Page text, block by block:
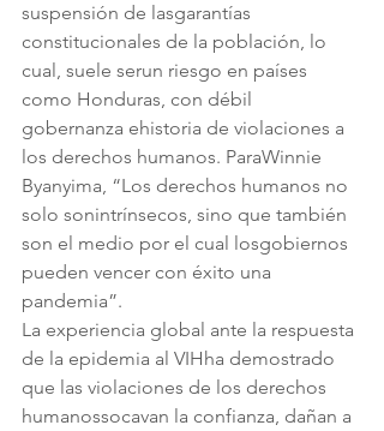
suspensión de lasgarantías
constitucionales de la población, lo
cual, suele serun riesgo en países
como Honduras, con débil
gobernanza ehistoria de violaciones a
los derechos humanos. ParaWinnie
Byanyima, “Los derechos humanos no
solo sonintrínsecos, sino que también
son el medio por el cual losgobiernos
pueden vencer con éxito una
pandemia”.
La experiencia global ante la respuesta
de la epidemia al VIHha demostrado
que las violaciones de los derechos
humanossocavan la confianza, dañan a